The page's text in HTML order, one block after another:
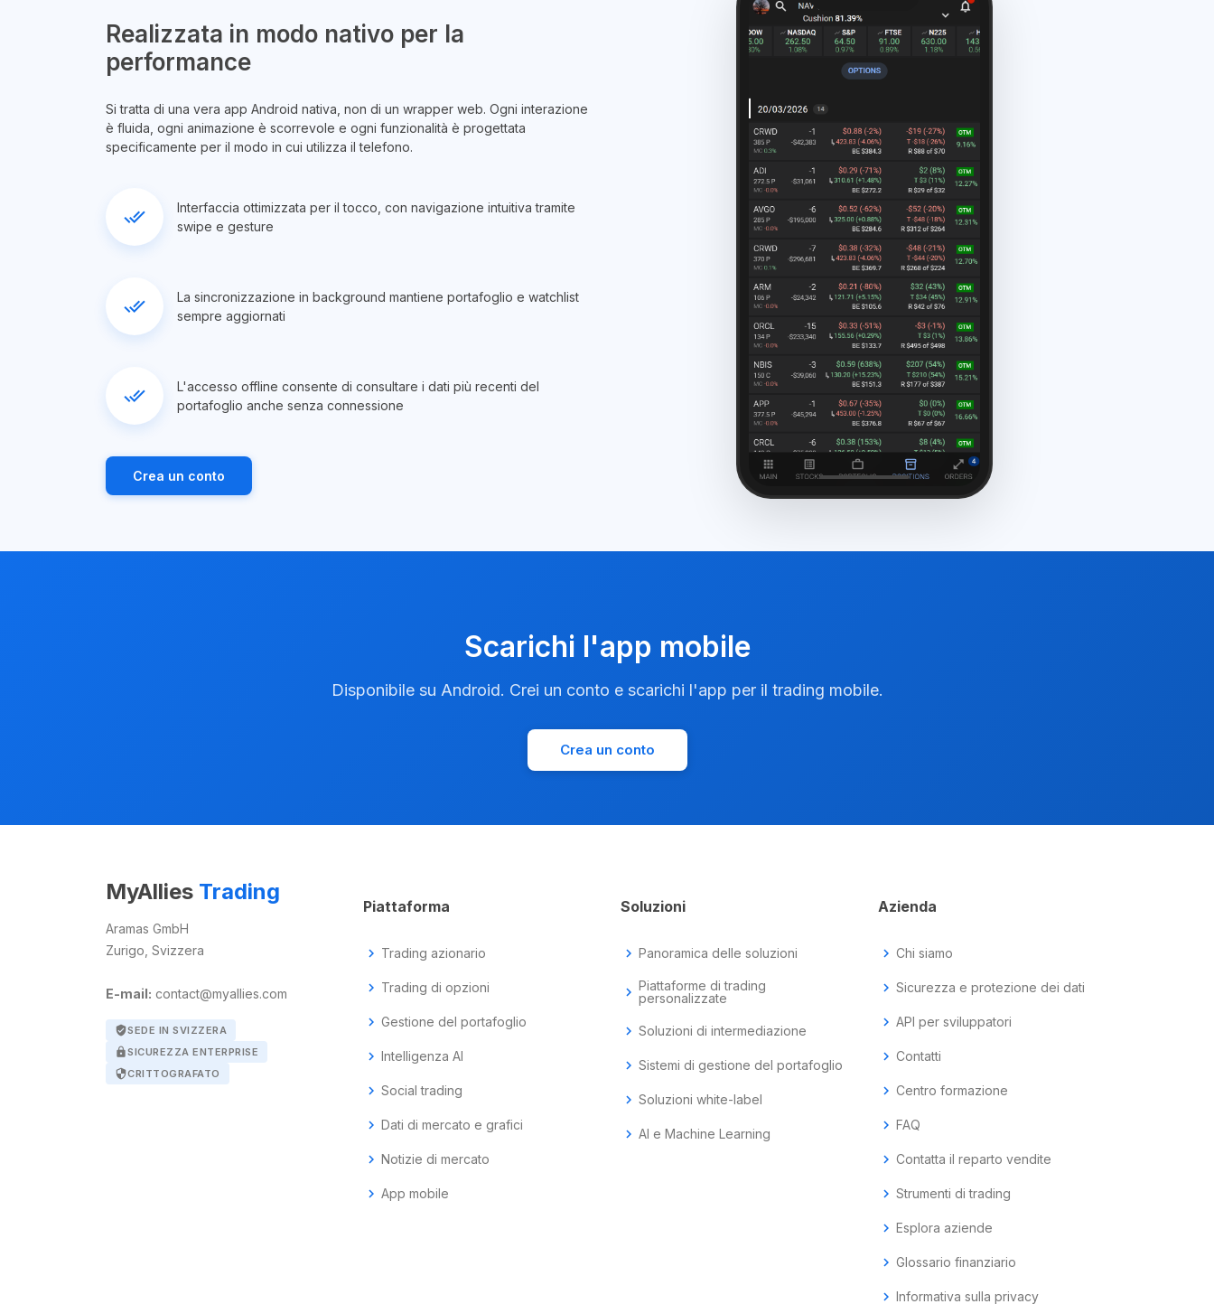
Realizzata in modo nativo per la
performance
Si tratta di una vera app Android nativa, non di un wrapper web. Ogni interazione
è fluida, ogni animazione è scorrevole e ogni funzionalità è progettata
specificamente per il modo in cui utilizza il telefono.
done_all
Interfaccia ottimizzata per il tocco, con navigazione intuitiva tramite
swipe e gesture
done_all
La sincronizzazione in background mantiene portafoglio e watchlist
sempre aggiornati
done_all
L'accesso offline consente di consultare i dati più recenti del
portafoglio anche senza connessione
Crea un conto
Scarichi l'app mobile
Disponibile su Android. Crei un conto e scarichi l'app per il trading mobile.
Crea un conto
MyAllies Trading
Aramas GmbH
Zurigo, Svizzera
E-mail: contact@myallies.com
verified_userSEDE IN SVIZZERA
lockSICUREZZA ENTERPRISE
securityCRITTOGRAFATO
Piattaforma
chevron_right Trading azionario
chevron_right Trading di opzioni
chevron_right Gestione del portafoglio
chevron_right Intelligenza AI
chevron_right Social trading
chevron_right Dati di mercato e grafici
chevron_right Notizie di mercato
chevron_right App mobile
Soluzioni
chevron_right Panoramica delle soluzioni
chevron_right Piattaforme di trading
personalizzate
chevron_right Soluzioni di intermediazione
chevron_right Sistemi di gestione del portafoglio
chevron_right Soluzioni white-label
chevron_right AI e Machine Learning
Azienda
chevron_right Chi siamo
chevron_right Sicurezza e protezione dei dati
chevron_right API per sviluppatori
chevron_right Contatti
chevron_right Centro formazione
chevron_right FAQ
chevron_right Contatta il reparto vendite
chevron_right Strumenti di trading
chevron_right Esplora aziende
chevron_right Glossario finanziario
chevron_right Informativa sulla privacy